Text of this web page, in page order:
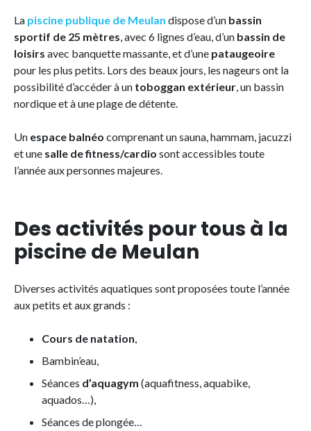
La piscine publique de Meulan dispose d’un bassin
sportif de 25 mètres, avec 6 lignes d’eau, d’un bassin de
loisirs avec banquette massante, et d’une pataugeoire
pour les plus petits. Lors des beaux jours, les nageurs ont la
possibilité d’accéder à un toboggan extérieur, un bassin
nordique et à une plage de détente.
Un espace balnéo comprenant un sauna, hammam, jacuzzi
et une salle de fitness/cardio sont accessibles toute
l’année aux personnes majeures.
Des activités pour tous à la
piscine de Meulan
Diverses activités aquatiques sont proposées toute l’année
aux petits et aux grands :
Cours de natation,
Bambin’eau,
Séances d’aquagym (aquafitness, aquabike,
aquados…),
Séances de plongée…